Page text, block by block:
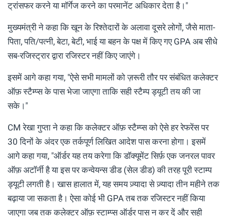
ट्रांसफर करने या मॉर्गेज करने का परमानेंट अधिकार देता है।"
मुख्यमंत्री ने कहा कि खून के रिश्तेदारों के अलावा दूसरे लोगों, जैसे माता-
पिता, पति/पत्नी, बेटा, बेटी, भाई या बहन के पक्ष में किए गए GPA अब सीधे
सब-रजिस्ट्रार द्वारा रजिस्टर नहीं किए जाएंगे।
इसमें आगे कहा गया, "ऐसे सभी मामलों को ज़रूरी तौर पर संबंधित कलेक्टर
ऑफ़ स्टैम्प्स के पास भेजा जाएगा ताकि सही स्टैम्प ड्यूटी तय की जा
सके।"
CM रेखा गुप्ता ने कहा कि कलेक्टर ऑफ़ स्टैम्प्स को ऐसे हर रेफरेंस पर
30 दिनों के अंदर एक तर्कपूर्ण लिखित आदेश पास करना होगा। इसमें
आगे कहा गया, "ऑर्डर यह तय करेगा कि डॉक्यूमेंट सिर्फ़ एक जनरल पावर
ऑफ़ अटॉर्नी है या इस पर कन्वेयन्स डीड (सेल डीड) की तरह पूरी स्टाम्प
ड्यूटी लगती है। खास हालात में, यह समय ज़्यादा से ज़्यादा तीन महीने तक
बढ़ाया जा सकता है। ऐसा कोई भी GPA तब तक रजिस्टर नहीं किया
जाएगा जब तक कलेक्टर ऑफ़ स्टाम्प्स ऑर्डर पास न कर दें और सही